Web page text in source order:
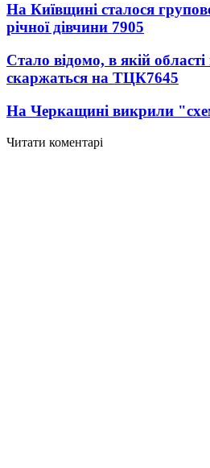
На Київщині сталося
річної дівчини 7905
Стало відомо, в якій
скаржаться на ТЦК7645
На Черкащині викрили
Читати коментарі